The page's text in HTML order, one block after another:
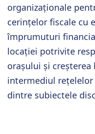
organizaționale
cerințelor fiscale cu
împrumuturi
locației potrivite
orașului și
intermediul rețelelor
dintre subiectele